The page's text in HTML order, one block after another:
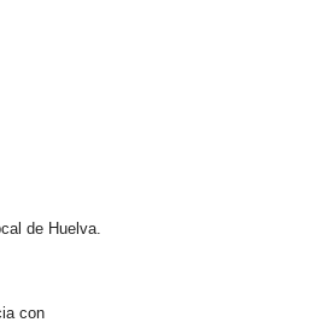
de Huelva.
con